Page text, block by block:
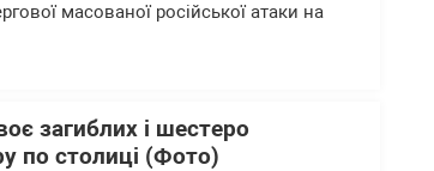
масованої російської атаки на
загиблих і шестеро
по столиці (Фото)